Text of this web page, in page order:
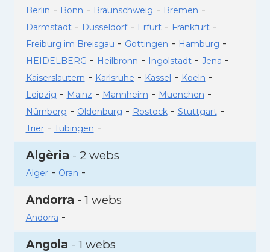
Berlin - Bonn - Braunschweig - Bremen -
Darmstadt- Düsseldorf- Erfurt- Frankfurt-
Freiburg im Breisgau - Gottingen - Hamburg -
HEIDELBERG - Heilbronn - Ingolstadt- Jena -
Kaiserslautern - Karlsruhe - Kassel - Koeln -
Leipzig - Mainz - Mannheim - Muenchen -
Nürnberg - Oldenburg - Rostock- Stuttgart-
Trier- Tübingen -
Algèria - 2 webs
Alger- Oran -
Andorra - 1 webs
Andorra -
Angola - 1 webs